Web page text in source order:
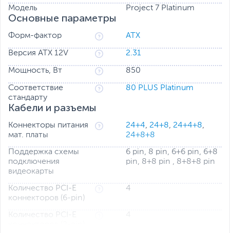
140-мм вентилятор создаёт мощный поток воздуха,
при этом защита от пыли и использование в
конструкции гидродинамического подшипника
повышает его производительность и долговечность.
Модель Project 7 Platinum
Основные параметры
Форм-фактор ATX
Версия ATX 12V 2.31
Мощность, Вт 850
Соответствие
стандарту
80 PLUS Platinum
Кабели и разъемы
Коннекторы питания
мат. платы
24+4, 24+8, 24+4+8,
24+8+8
Поддержка схемы
подключения
видеокарты
6 pin, 8 pin, 6+6 pin, 6+8
pin, 8+8 pin , 8+8+8 pin
Количество PCI-E
коннекторов (6-pin)
4